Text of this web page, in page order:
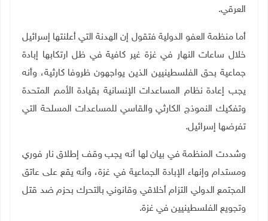
العرقي.
أما منظمة العفو الدولية فتقول إن الهدنة التي أعلنتها إسرائيل
خلال ساعات النهار في غزة غير كافية في ظل ارتكابها إبادة
جماعية بحق الفلسطينيين الذين يواجهون ظروفا كارثية، وأنه
يجب إعادة نظام المساعدات الإنسانية بقيادة الأمم المتحدة
وتفكيك النموذج الكارثي والقاسي للمساعدات المسلحة التي
تفرضها إسرائيل.
وشددت المنظمة في بيان لها أنه يجب وقف إطلاق نار فوري
ومستدام وإنهاء الإبادة الجماعية في غزة، وأنه يقع على عاتق
المجتمع الدولي التزام أخلاقي وقانوني بالتحرك بحزم ضد قتل
وتجويع الفلسطينيين في غزة.